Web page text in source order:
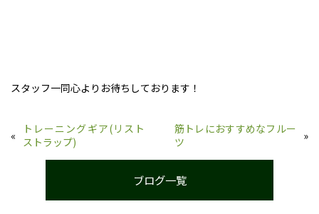
スタッフ一同心よりお待ちしております！
«
トレーニングギア(リスト
ストラップ)
筋トレにおすすめなフルー
ツ
»
ブログ一覧